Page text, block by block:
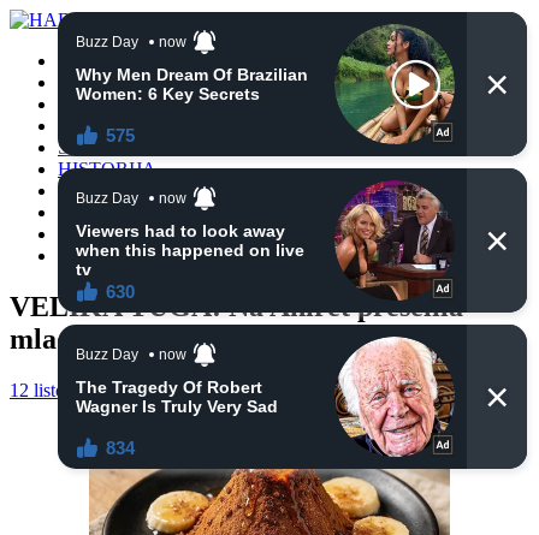
VIJESTI
BIH
TURSKA
SVIJET
HISTORIJA
RELIGIJA
ZANIMLJIVOSTI
CRNA HRONIKA
OBAVIJESTI
VELIKA TUGA: Na Ahiret preselila
mlada Džejla Drapić
12 listopada, 2024 haberhana POČETNA 0